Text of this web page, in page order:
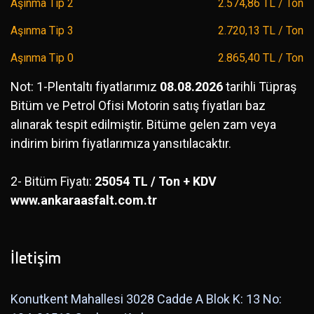
Aşınma Tip 2 2.574,86 TL / Ton
Aşınma Tip 3 2.720,13 TL / Ton
Aşınma Tip 0 2.865,40 TL / Ton
Not: 1-Plentaltı fiyatlarımız 08.08.2026tarihli Tüpraş
Bitüm ve Petrol Ofisi Motorin satış fiyatları baz
alınarak tespit edilmiştir. Bitüme gelen zam veya
indirim birim fiyatlarımıza yansıtılacaktır.
2- Bitüm Fiyatı: 25054 TL / Ton + KDV
www.ankaraasfalt.com.tr
İletişim
Konutkent Mahallesi 3028 Cadde A Blok K: 13 No: